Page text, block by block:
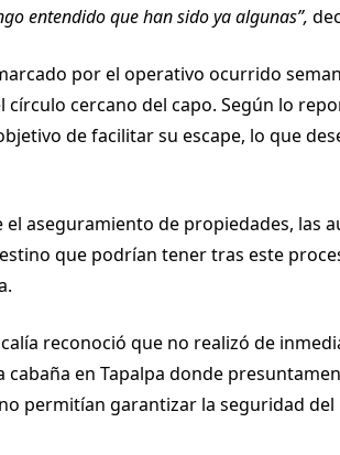
entendido que han sido ya algunas”,
por el operativo ocurrido
cercano del capo. Según lo
de facilitar su escape, lo que
aseguramiento de propiedades, las
que podrían tener tras este
reconoció que no realizó de
en Tapalpa donde
permitían garantizar la seguridad